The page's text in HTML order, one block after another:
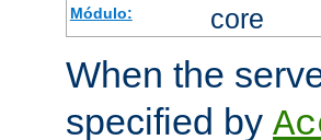
Módulo: core
When the
specified by